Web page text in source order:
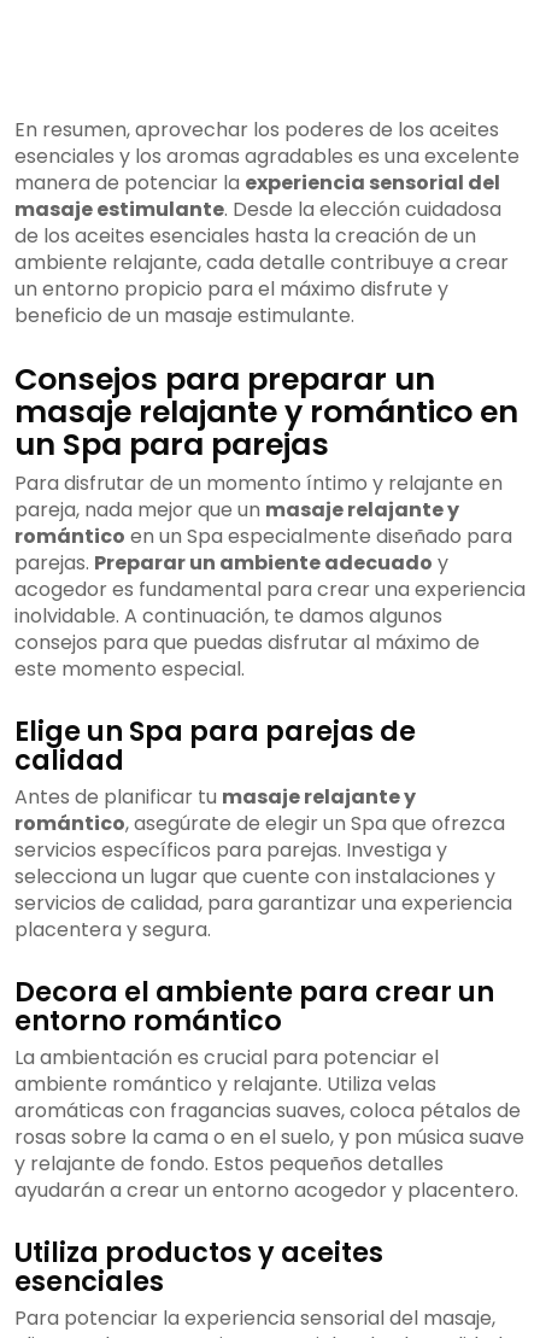
En resumen, aprovechar los poderes de los aceites
esenciales y los aromas agradables es una excelente
manera de potenciar la experiencia sensorial del
masaje estimulante. Desde la elección cuidadosa
de los aceites esenciales hasta la creación de un
ambiente relajante, cada detalle contribuye a crear
un entorno propicio para el máximo disfrute y
beneficio de un masaje estimulante.
Consejos para preparar un
masaje relajante y romántico en
un Spa para parejas
Para disfrutar de un momento íntimo y relajante en
pareja, nada mejor que un masaje relajante y
romántico en un Spa especialmente diseñado para
parejas. Preparar un ambiente adecuado y
acogedor es fundamental para crear una experiencia
inolvidable. A continuación, te damos algunos
consejos para que puedas disfrutar al máximo de
este momento especial.
Elige un Spa para parejas de
calidad
Antes de planificar tu masaje relajante y
romántico, asegúrate de elegir un Spa que ofrezca
servicios específicos para parejas. Investiga y
selecciona un lugar que cuente con instalaciones y
servicios de calidad, para garantizar una experiencia
placentera y segura.
Decora el ambiente para crear un
entorno romántico
La ambientación es crucial para potenciar el
ambiente romántico y relajante. Utiliza velas
aromáticas con fragancias suaves, coloca pétalos de
rosas sobre la cama o en el suelo, y pon música suave
y relajante de fondo. Estos pequeños detalles
ayudarán a crear un entorno acogedor y placentero.
Utiliza productos y aceites
esenciales
Para potenciar la experiencia sensorial del masaje,